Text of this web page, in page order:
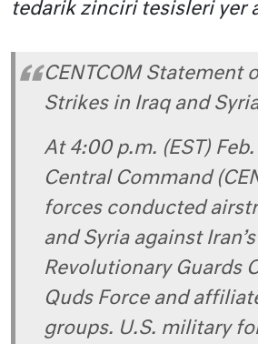
tedarik zinciri tesisleri yer
CENTCOM Statement
Strikes in Iraq and
At 4:00 p.m. (EST)
Central Command
forces conducted
and Syria against
Revolutionary Guards
Quds Force and
groups. U.S. military